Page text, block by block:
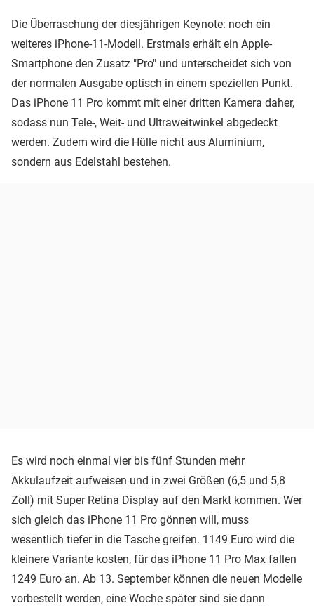
Die Überraschung der diesjährigen Keynote: noch ein
weiteres iPhone-11-Modell. Erstmals erhält ein Apple-
Smartphone den Zusatz "Pro" und unterscheidet sich von
der normalen Ausgabe optisch in einem speziellen Punkt.
Das iPhone 11 Pro kommt mit einer dritten Kamera daher,
sodass nun Tele-, Weit- und Ultraweitwinkel abgedeckt
werden. Zudem wird die Hülle nicht aus Aluminium,
sondern aus Edelstahl bestehen.
Es wird noch einmal vier bis fünf Stunden mehr
Akkulaufzeit aufweisen und in zwei Größen (6,5 und 5,8
Zoll) mit Super Retina Display auf den Markt kommen. Wer
sich gleich das iPhone 11 Pro gönnen will, muss
wesentlich tiefer in die Tasche greifen. 1149 Euro wird die
kleinere Variante kosten, für das iPhone 11 Pro Max fallen
1249 Euro an. Ab 13. September können die neuen Modelle
vorbestellt werden, eine Woche später sind sie dann